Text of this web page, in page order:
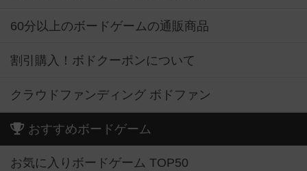
60分以上のボードゲームの通販商品
割引購入！ボドクーポンについて
クラウドファンディング ボドファン
おすすめボードゲーム
お気に入りボードゲーム TOP50